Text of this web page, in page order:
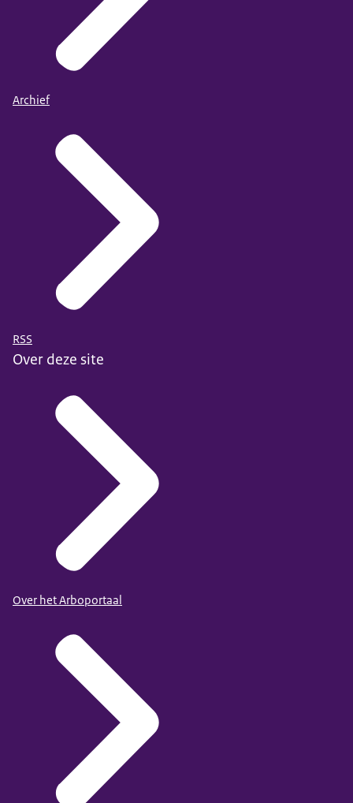
Archief
RSS
Over deze site
Over het Arboportaal